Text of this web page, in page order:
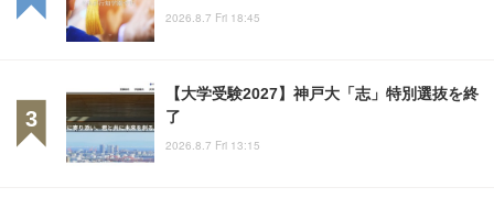
2026.8.7 Fri 18:45
【大学受験2027】神戸大「志」特別選抜を終
了
2026.8.7 Fri 13:15